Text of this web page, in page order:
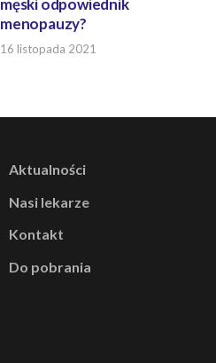
męski odpowiednik
menopauzy?
16 listopada 2021
Aktualności
Nasi lekarze
Kontakt
Do pobrania